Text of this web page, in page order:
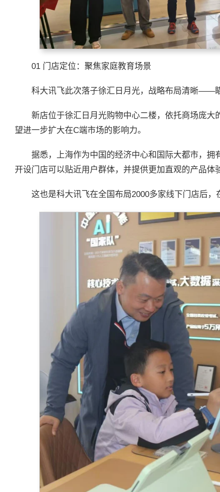
01 门店定位：聚焦家庭教育场景
科大讯飞此次落子徐汇日月光，战略布局清晰——
新店位于徐汇日月光购物中心二楼，依托商场庞
望进一步扩大在C端市场的影响力。
据悉，上海作为中国的经济中心和国际大都市，
开设门店可以贴近用户群体，并提供更加直观的产品体
这也是科大讯飞在全国布局2000多家线下门店后